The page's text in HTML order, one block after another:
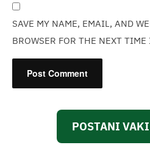
SAVE MY NAME, EMAIL, AND
BROWSER FOR THE NEXT TIME
POSTANI